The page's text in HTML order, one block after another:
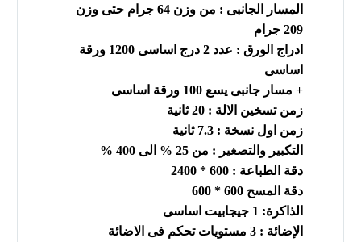
المسار الجانبى : من وزن 64 جرام حتى وزن
209 جرام
ادراج الورق : عدد 2 درج اساسى 1200 ورقة
اساسى
+ مسار جانبى يسع 100 ورقة اساسى
زمن تسخين الالة : 20 ثانية
زمن اول نسخة : 7.3 ثانية
التكبير والتصغير : من 25 % الى 400 %
دقة الطباعة : 600 * 2400
دقة المسح 600 * 600
الذاكرة: 1 جيجابيت اساسى
الإضائة : 3 مستويات تحكم فى الاضائة